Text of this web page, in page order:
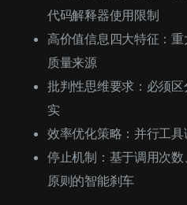
代码解释器使用限制
高价值信息四大特征：
质量来源
批判性思维要求：必须
实
效率优化策略：并行工
停止机制：基于调用次
原则的智能刹车